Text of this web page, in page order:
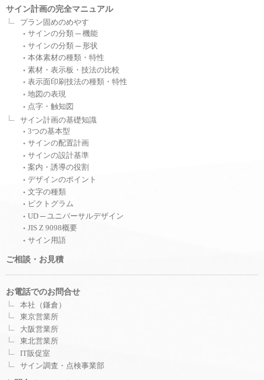
サイン計画の完全マニュアル
プラン固めのめやす
サインの分類 ─ 機能
サインの分類 ─ 形状
本体素材の種類・特性
素材・表示板・技法の比較
表示面印刷技法の種類・特性
地図の表現
点字・触知図
サイン計画の基礎知識
3つの基本型
サインの配置計画
サインの設計基準
案内・誘導の役割
デザインのポイント
文字の種類
ピクトグラム
UD ─ ユニバーサルデザイン
JIS Z 9098概要
サイン用語
ご相談・お見積
お電話でのお問合せ
本社（鎌倉）
東京営業所
大阪営業所
東北営業所
IT販促室
サイン調査・点検事業部